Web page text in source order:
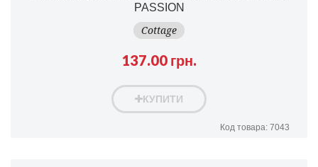
PASSION
Cottage
137.00 грн.
КУПИТИ
Код товара: 7043